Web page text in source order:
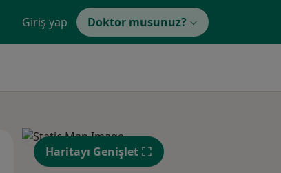
Giriş yap Doktor musunuz?
10 Ağustos
Sal,
11 Ağustos
Çar,
12 Ağustos
Haritayı Genişlet